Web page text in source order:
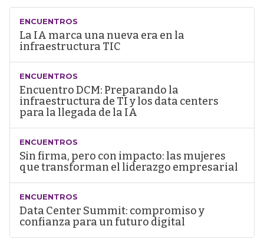
ENCUENTROS
La IA marca una nueva era en la
infraestructura TIC
ENCUENTROS
Encuentro DCM: Preparando la
infraestructura de TI y los data centers
para la llegada de la IA
ENCUENTROS
Sin firma, pero con impacto: las mujeres
que transforman el liderazgo empresarial
ENCUENTROS
Data Center Summit: compromiso y
confianza para un futuro digital